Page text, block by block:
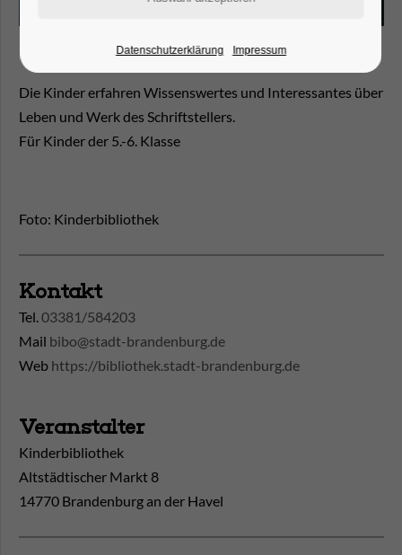
Die Kinder erfahren Wissenswertes und Interessantes über
Leben und Werk des Schriftstellers.
Für Kinder der 5.-6. Klasse
Foto: Kinderbibliothek
Kontakt
Tel.03381/584203
Mail bibo@stadt-brandenburg.de
Web https://bibliothek.stadt-brandenburg.de
Veranstalter
Kinderbibliothek
Altstädtischer Markt 8
14770 Brandenburg an der Havel
Datenschutzerklärung Impressum